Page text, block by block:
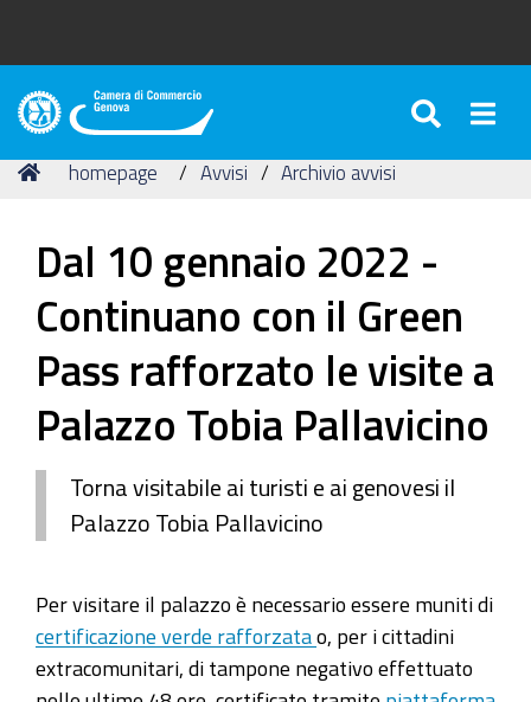
Camera
Commercio
Tu
Home
homepage Avvisi Archivio avvisi
Dal 10 gennaio 2022 -
Continuano con il Green
Pass rafforzato le visite a
Palazzo Tobia Pallavicino
Torna visitabile ai turisti e ai genovesi il
Palazzo Tobia Pallavicino
Per visitare il palazzo è necessario essere muniti di
certificazione verde rafforzata o, per i cittadini
extracomunitari, di tampone negativo effettuato